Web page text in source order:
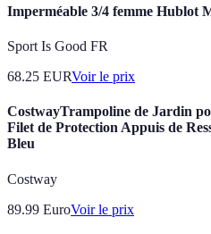
Imperméable 3/4 femme Hublot
Sport Is Good FR
68.25 EURVoir le prix
CostwayTrampoline de Jardin
Filet de Protection Appuis de
Bleu
Costway
89.99 EuroVoir le prix